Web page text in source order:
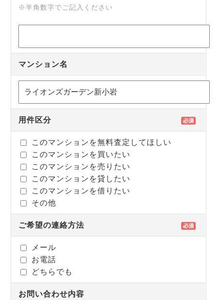
※半角数字でご記入ください
マンション名
用件区分
このマンションを無料査定してほしい
このマンションを買いたい
このマンションを売りたい
このマンションを貸したい
このマンションを借りたい
その他
ご希望の連絡方法
メール
お電話
どちらでも
お問い合わせ内容